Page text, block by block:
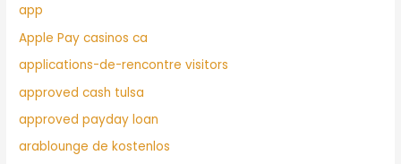
app
Apple Pay casinos ca
applications-de-rencontre visitors
approved cash tulsa
approved payday loan
arablounge de kostenlos